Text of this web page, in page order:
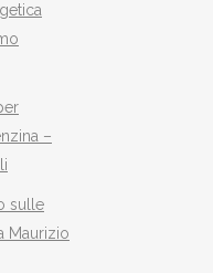
–
sulle
Maurizio